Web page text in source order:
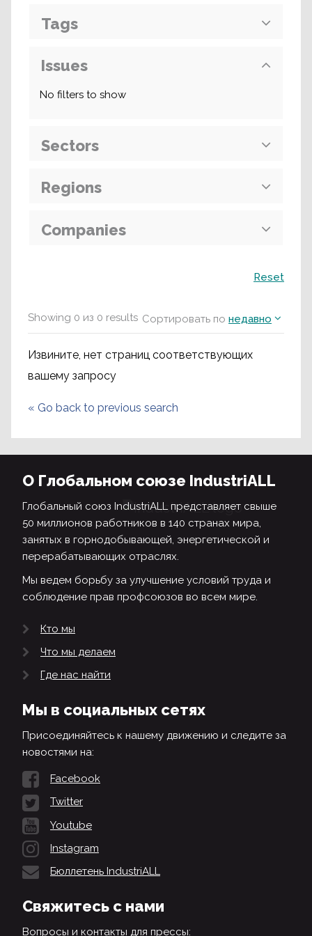
Showing 0 из 0 results Сортировать по недавно
Извините, нет страниц соответствующих
вашему запросу
« Go back to previous search
Tags
Issues
No filters to show
Sectors
Regions
Companies
Reset
О Глобальном союзе IndustriALL
Глобальный союз IndustriALL представляет свыше
50 миллионов работников в 140 странах мира,
занятых в горнодобывающей, энергетической и
перерабатывающих отраслях.
Мы ведем борьбу за улучшение условий труда и
соблюдение прав профсоюзов во всем мире.
Кто мы
Что мы делаем
Где нас найти
Мы в социальных сетях
Присоединяйтесь к нашему движению и следите за
новостями на:
Facebook
Twitter
Youtube
Instagram
Бюллетень IndustriALL
Свяжитесь с нами
Вопросы и контакты для прессы: